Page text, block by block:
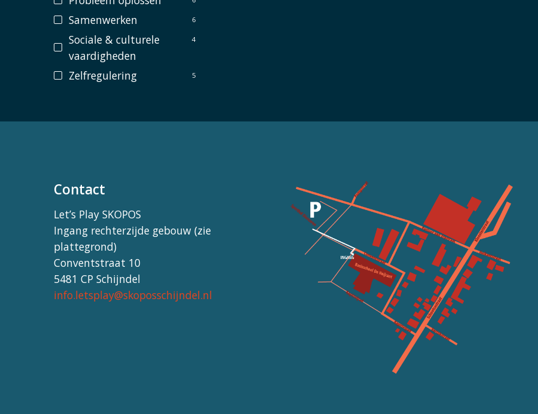
Samenwerken 6
Sociale & culturele
vaardigheden
4
Zelfregulering 5
Contact
Let’s Play SKOPOS
Ingang rechterzijde gebouw (zie
plattegrond)
Conventstraat 10
5481 CP Schijndel
info.letsplay@skoposschijndel.nl